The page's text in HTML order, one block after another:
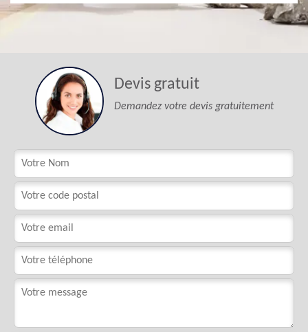
Devis gratuit
Demandez votre devis gratuitement